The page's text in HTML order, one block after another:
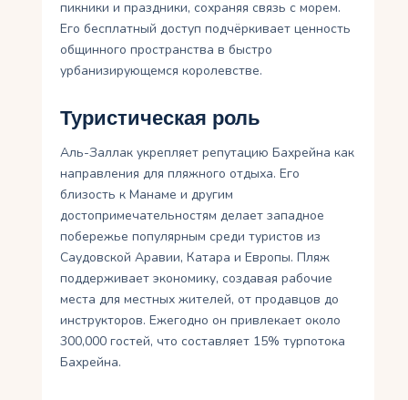
пикники и праздники, сохраняя связь с морем.
Его бесплатный доступ подчёркивает ценность
общинного пространства в быстро
урбанизирующемся королевстве.
Туристическая роль
Аль-Заллак укрепляет репутацию Бахрейна как
направления для пляжного отдыха. Его
близость к Манаме и другим
достопримечательностям делает западное
побережье популярным среди туристов из
Саудовской Аравии, Катара и Европы. Пляж
поддерживает экономику, создавая рабочие
места для местных жителей, от продавцов до
инструкторов. Ежегодно он привлекает около
300,000 гостей, что составляет 15% турпотока
Бахрейна.